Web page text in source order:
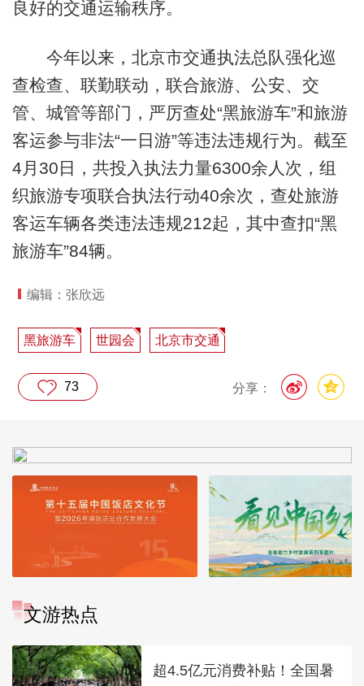
良好的交通运输秩序。
今年以来，北京市交通执法总队强化巡
查检查、联勤联动，联合旅游、公安、交
管、城管等部门，严厉查处“黑旅游车”和旅游
客运参与非法“一日游”等违法违规行为。截至
4月30日，共投入执法力量6300余人次，组
织旅游专项联合执法行动40余次，查处旅游
客运车辆各类违法违规212起，其中查扣“黑
旅游车”84辆。
编辑：张欣远
黑旅游车 世园会 北京市交通
分享：
73
文游热点
超4.5亿元消费补贴！全国暑